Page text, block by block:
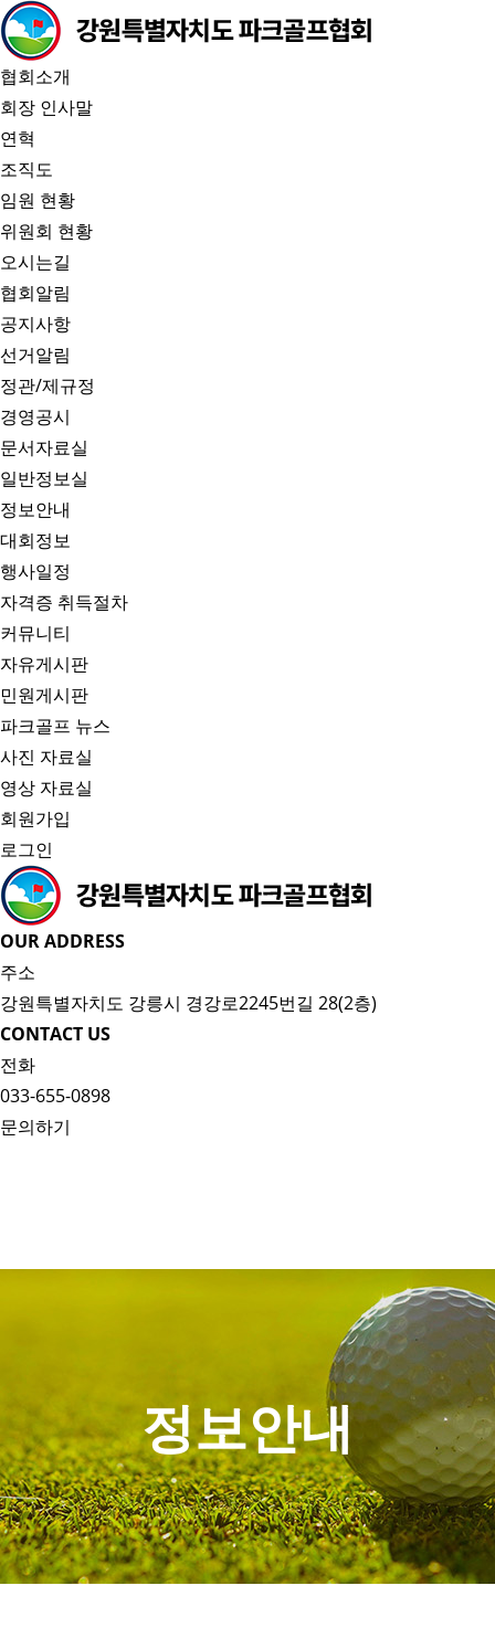
협회소개
회장 인사말
연혁
조직도
임원 현황
위원회 현황
오시는길
협회알림
공지사항
선거알림
정관/제규정
경영공시
문서자료실
일반정보실
정보안내
대회정보
행사일정
자격증 취득절차
커뮤니티
자유게시판
민원게시판
파크골프 뉴스
사진 자료실
영상 자료실
회원가입
로그인
OUR ADDRESS
주소
강원특별자치도 강릉시 경강로2245번길 28(2층)
CONTACT US
전화
033-655-0898
문의하기
정보안내